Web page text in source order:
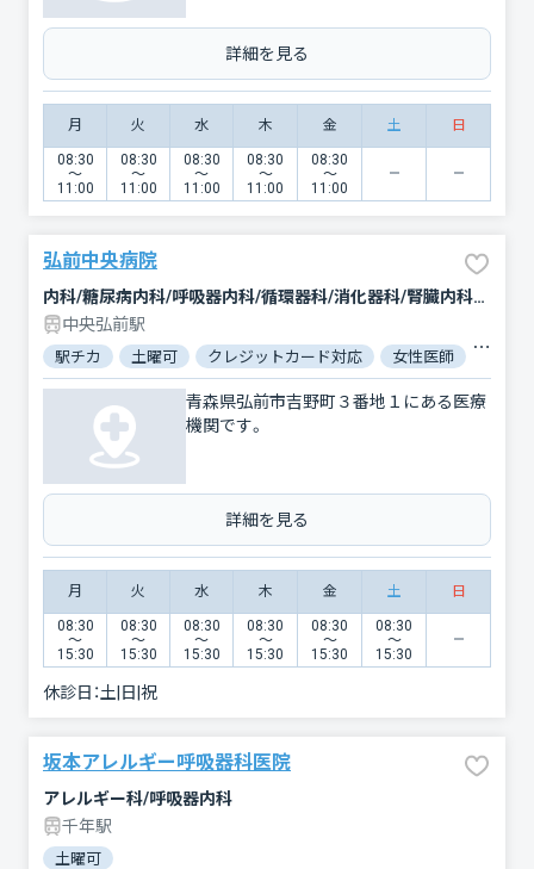
詳細を見る
月 火 水 木 金 土 日
08:30
〜
11:00
08:30
〜
11:00
08:30
〜
11:00
08:30
〜
11:00
08:30
〜
11:00
弘前中央病院
内科/糖尿病内科/呼吸器内科/循環器科/消化器科/腎臓内科・外科/人工透析/外科/呼吸器外科/心臓血管外科/形成外科/リハビリテーション/放射線科/臨床検査・病理診断/麻酔科
中央弘前駅
駅チカ 土曜可 クレジットカード対応 女性医師
青森県弘前市吉野町３番地１にある医療
機関です。
詳細を見る
月 火 水 木 金 土 日
08:30
〜
15:30
08:30
〜
15:30
08:30
〜
15:30
08:30
〜
15:30
08:30
〜
15:30
08:30
〜
15:30
休診日：土|日|祝
坂本アレルギー呼吸器科医院
アレルギー科/呼吸器内科
千年駅
土曜可